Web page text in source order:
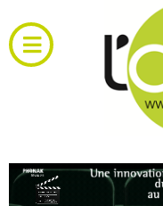
au
contenu
Toggle
Navigation